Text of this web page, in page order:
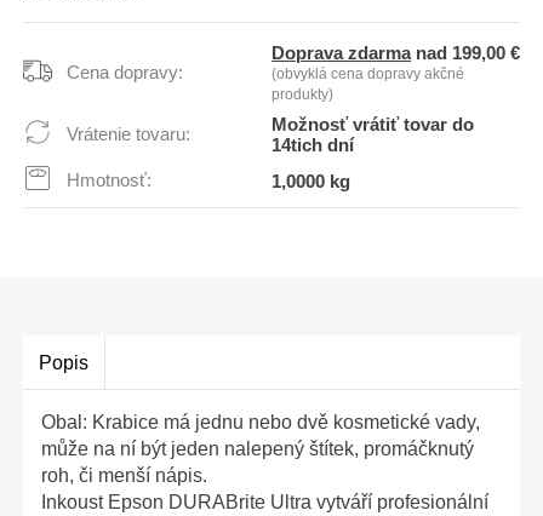
Cena dopravy:
Doprava zdarmanad 199,00 €
(obvyklá cena dopravy akčné
produkty)
Vrátenie tovaru:
Možnosť vrátiť tovar do
14tich dní
Hmotnosť:
1,0000 kg
Popis
Obal: Krabice má jednu nebo dvě kosmetické vady,
může na ní být jeden nalepený štítek, promáčknutý
roh, či menší nápis.
Inkoust Epson DURABrite Ultra vytváří profesionální